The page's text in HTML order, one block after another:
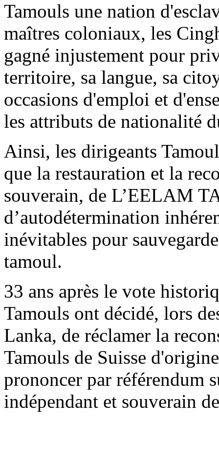
Tamouls une nation
maîtres coloniaux, les
gagné injustement pour
territoire, sa langue, sa
occasions d'emploi et
les attributs de nationalité
Ainsi, les dirigeants
que la restauration et la
souverain, de L’EELAM
d’autodétermination
inévitables pour
tamoul.
33 ans après le vote
Tamouls ont décidé, lors
Lanka, de réclamer la
Tamouls de Suisse
prononcer par référendum
indépendant et souverain